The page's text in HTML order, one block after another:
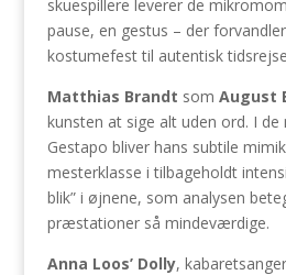
skuespillere leverer de
pause, en gestus – der
kostumefest til autentisk
Matthias Brandt som August
kunsten at sige alt uden ord. I
Gestapo bliver hans subtile
mesterklasse i tilbageholdt
blik” i øjnene, som analysen
præstationer så mindeværdige.
Anna Loos’ Dolly,